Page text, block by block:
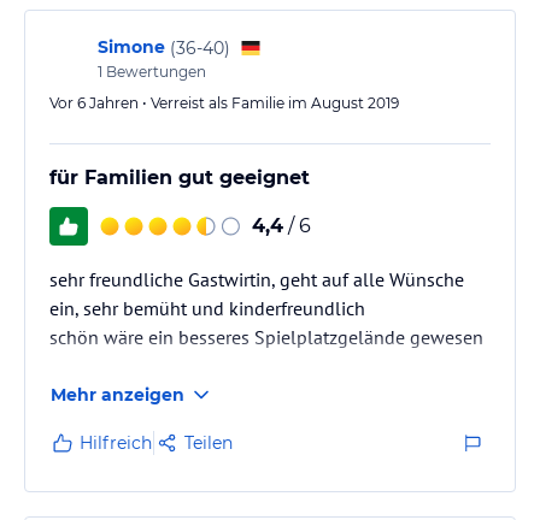
Simone (36-40)
1 Bewertungen
Vor 6 Jahren • Verreist als Familie im August 2019
für Familien gut geeignet
4,4 / 6
sehr freundliche Gastwirtin, geht auf alle Wünsche
ein, sehr bemüht und kinderfreundlich
schön wäre ein besseres Spielplatzgelände gewesen
Mehr anzeigen
Hilfreich Teilen